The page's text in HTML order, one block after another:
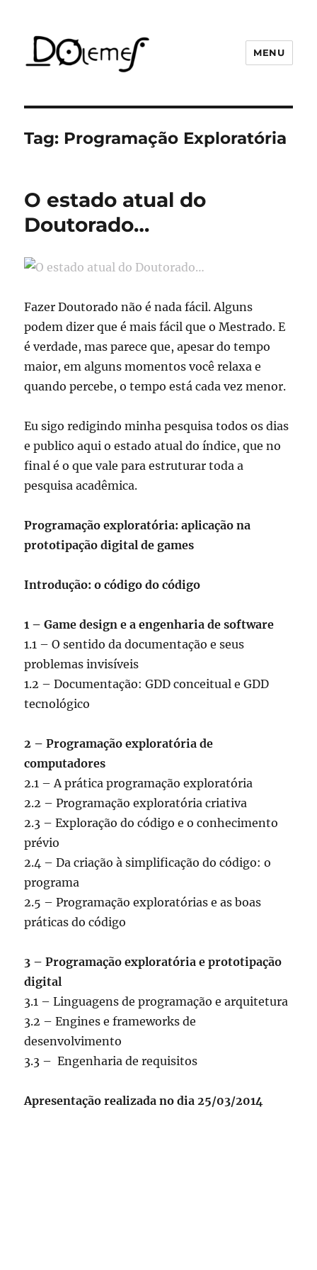
MENU
Tag: Programação Exploratória
O estado atual do
Doutorado…
Fazer Doutorado não é nada fácil. Alguns
podem dizer que é mais fácil que o Mestrado. E
é verdade, mas parece que, apesar do tempo
maior, em alguns momentos você relaxa e
quando percebe, o tempo está cada vez menor.
Eu sigo redigindo minha pesquisa todos os dias
e publico aqui o estado atual do índice, que no
final é o que vale para estruturar toda a
pesquisa acadêmica.
Programação exploratória: aplicação na
prototipação digital de games
Introdução: o código do código
1 – Game design e a engenharia de software
1.1 – O sentido da documentação e seus
problemas invisíveis
1.2 – Documentação: GDD conceitual e GDD
tecnológico
2 – Programação exploratória de
computadores
2.1 – A prática programação exploratória
2.2 – Programação exploratória criativa
2.3 – Exploração do código e o conhecimento
prévio
2.4 – Da criação à simplificação do código: o
programa
2.5 – Programação exploratórias e as boas
práticas do código
3 – Programação exploratória e prototipação
digital
3.1 – Linguagens de programação e arquitetura
3.2 – Engines e frameworks de
desenvolvimento
3.3 – Engenharia de requisitos
Apresentação realizada no dia 25/03/2014